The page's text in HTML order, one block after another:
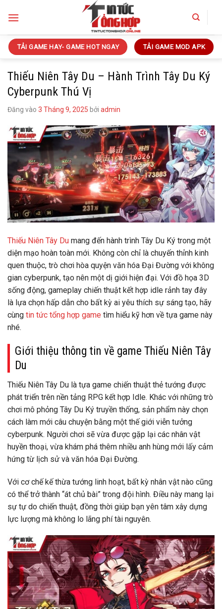
qua
dung TẢI GAME HAY- GAME HOT NGAY TẢI GAME MOD APK
Thiếu Niên Tây Du – Hành Trình Tây Du Ký
Cyberpunk Thú Vị
Đăng vào 3 Tháng 9, 2025 bởi admin
Thiếu Niên Tây Du mang đến hành trình Tây Du Ký trong một
diện mạo hoàn toàn mới. Không còn chỉ là chuyến thỉnh kinh
quen thuộc, trò chơi hòa quyện văn hóa Đại Đường với không
gian cyberpunk, tạo nên một dị giới hiện đại. Với đồ họa 3D
sống động, gameplay chiến thuật kết hợp idle rảnh tay đây
là lựa chọn hấp dẫn cho bất kỳ ai yêu thích sự sáng tạo, hãy
cùng tin tức tổng hợp game tìm hiểu kỹ hơn về tựa game này
nhé.
Giới thiệu thông tin về game Thiếu Niên Tây
Du
Thiếu Niên Tây Du là tựa game chiến thuật thẻ tướng được
phát triển trên nền tảng RPG kết hợp Idle. Khác với những trò
chơi mô phỏng Tây Du Ký truyền thống, sản phẩm này chọn
cách làm mới câu chuyện bằng một thế giới viễn tưởng
cyberpunk. Người chơi sẽ vừa được gặp lại các nhân vật
huyền thoại, vừa khám phá thêm nhiều anh hùng mới lấy cảm
hứng từ lịch sử và văn hóa Đại Đường.
Với cơ chế kế thừa tướng linh hoạt, bất kỳ nhân vật nào cũng
có thể trở thành “át chủ bài” trong đội hình. Điều này mang lại
sự tự do chiến thuật, đồng thời giúp bạn yên tâm xây dựng
lực lượng mà không lo lãng phí tài nguyên.